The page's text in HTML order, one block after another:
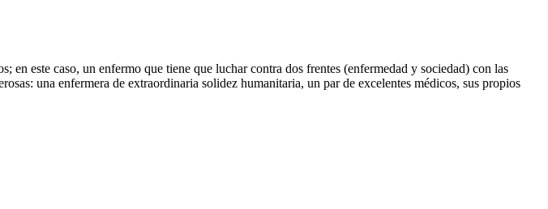
este caso, un enfermo que tiene que luchar contra dos frentes (enfermedad y sociedad) con las
una enfermera de extraordinaria solidez humanitaria, un par de excelentes médicos, sus propios